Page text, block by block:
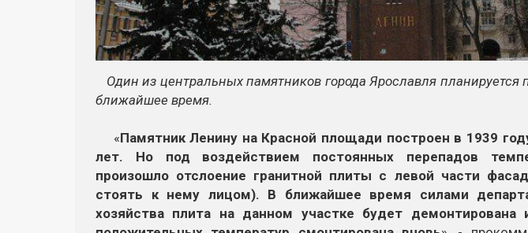
Один из центральных памятников города Ярославля планируется
ближайшее время.
«Памятник Ленину на Красной площади построен в 1939
лет. Но под воздействием постоянных перепадов
произошло отслоение гранитной плиты с левой части
стоять к нему лицом). В ближайшее время силами
хозяйства плита на данном участке будет демонтирована